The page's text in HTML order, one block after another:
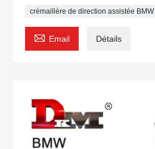
crémaillère de direction assistée BMW
 Email Détails